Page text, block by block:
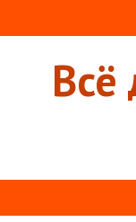
Всё